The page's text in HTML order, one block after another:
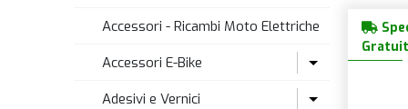
Accessori - Ricambi Moto Elettriche
Accessori E-Bike
Portapacchi E-Bike
Adesivi e Vernici